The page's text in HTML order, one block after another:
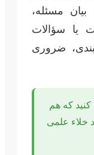
مسئله،
سؤالات
ضروری
که هم
علمی